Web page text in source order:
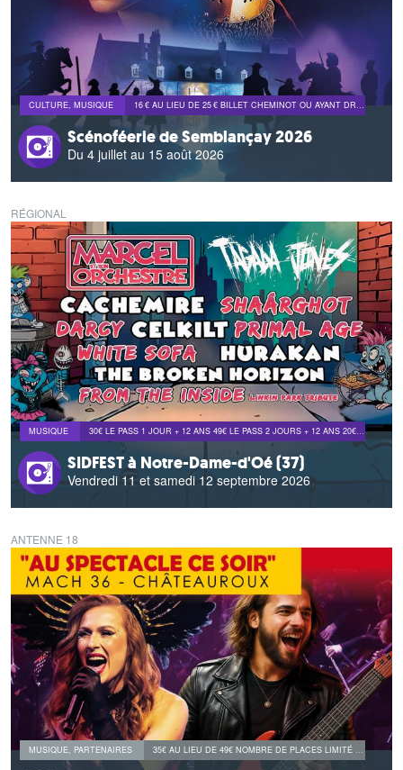
CULTURE, MUSIQUE 16 € AU LIEU DE 25 € BILLET CHEMINOT OU AYANT DROIT + DE 12 ANS 8 € AU LIEU DE 11 € BILLET AYANT DROIT DE 4 À 12 ANS GRATUIT POUR LES MOINS DE 4 ANS COMMANDE LIMITÉE À LA FAMILLE DE L'AGENT ET AUX PLACES DISPONIBLES.
Scénoféerie de Semblançay 2026
Du 4 juillet au 15 août 2026
RÉGIONAL
MUSIQUE 30€ LE PASS 1 JOUR + 12 ANS 49€ LE PASS 2 JOURS + 12 ANS 20€ LE PASS 1 JOUR 3/12 ANS 29€ LE PASS 2 JOURS 3/12 ANS
SIDFEST à Notre-Dame-d'Oé (37)
Vendredi 11 et samedi 12 septembre 2026
ANTENNE 18
MUSIQUE, PARTENAIRES 35€ AU LIEU DE 49€ NOMBRE DE PLACES LIMITÉ AU FOYER FISCAL DE L'AGENT ET LA DISPONIBILITÉ DES STOCKS. PRÉSENTER LE DERNIER AVIS D'IMPOSITION JUSTIFIANT DU RATTACHEMENT DE VOTRE AYANT DROIT.